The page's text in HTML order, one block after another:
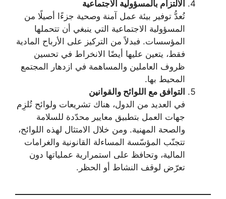
الالتزام بالمسؤولية الاجتماعية
تُعدُّ توفير بيئة عمل آمنة وصحية جزءًا أصيلًا من
المسؤولية الاجتماعية التي ينبغي أن تتحملها
المؤسسات. فبدلاً من التركيز على الأرباح المادية
فقط، يتعين عليها أيضًا الانخراط في تحسين
ظروف العاملين والمساهمة في ازدهار المجتمع
المحيط بها.
التوافق مع اللوائح والقوانين
في العديد من الدول، هناك تشريعات ولوائح تُلزِم
جهات العمل بتطبيق معايير محدّدة للسلامة
والصحة المهنية. ومن خلال الامتثال لهذه اللوائح،
تتجنّب المؤسّسة المساءلة القانونية والغرامات
المالية، وتحافظ على استمرارية عملياتها دون
تعرّض لوقف النشاط أو الحظر.